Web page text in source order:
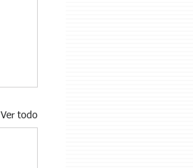
Ver todo